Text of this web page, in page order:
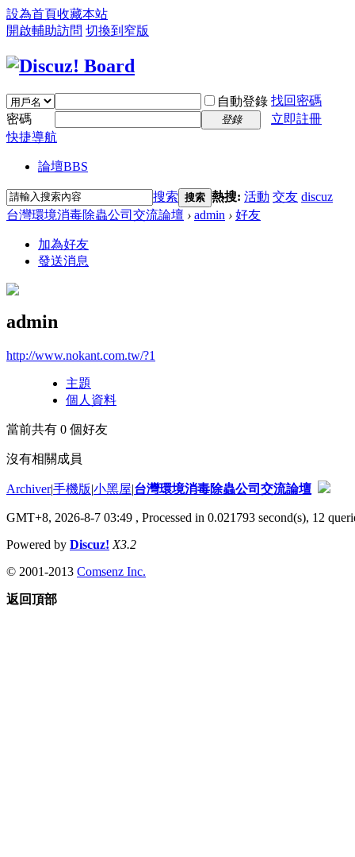
設為首頁收藏本站
開啟輔助訪問 切換到窄版
自動登錄 找回密碼
密碼
登錄
立即註冊
快捷導航
論壇BBS
搜索 搜索 熱搜: 活動 交友 discuz
台灣環境消毒除蟲公司交流論壇 › admin › 好友
加為好友
發送消息
admin
http://www.nokant.com.tw/?1
主題
個人資料
當前共有 0 個好友
沒有相關成員
Archiver|手機版|小黑屋|台灣環境消毒除蟲公司交流論壇
GMT+8, 2026-8-7 03:49 , Processed in 0.021793 second(s), 12
Powered by Discuz! X3.2
© 2001-2013 Comsenz Inc.
返回頂部